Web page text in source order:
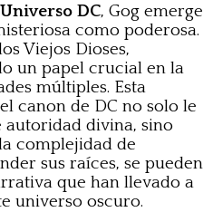
Universo DC, Gog emerge
como poderosa.
Viejos Dioses,
un papel crucial en la
múltiples. Esta
canon de DC no solo le
autoridad divina, sino
complejidad de
sus raíces, se pueden
que han llevado a
universo oscuro.